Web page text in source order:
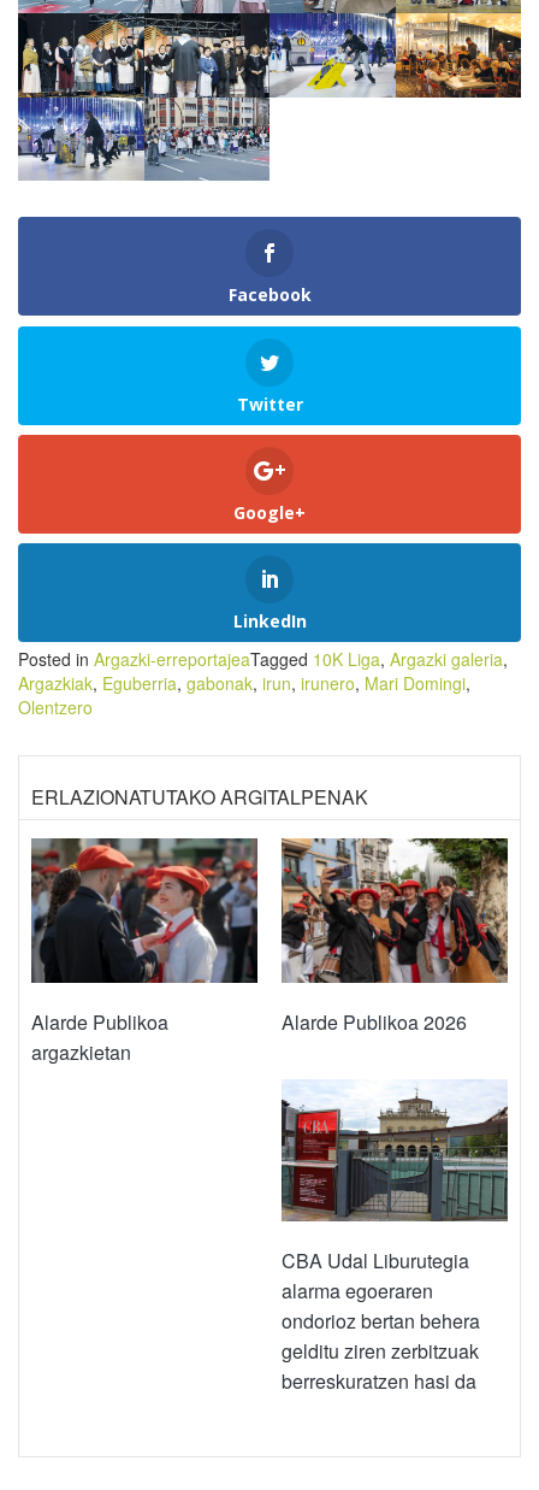
Facebook
Twitter
Google+
LinkedIn
Posted in Argazki-erreportajeaTagged 10K Liga, Argazki galeria,
Argazkiak, Eguberria, gabonak, irun, irunero, Mari Domingi,
Olentzero
ERLAZIONATUTAKO ARGITALPENAK
Alarde Publikoa
argazkietan
Alarde Publikoa 2026
CBA Udal Liburutegia
alarma egoeraren
ondorioz bertan behera
gelditu ziren zerbitzuak
berreskuratzen hasi da